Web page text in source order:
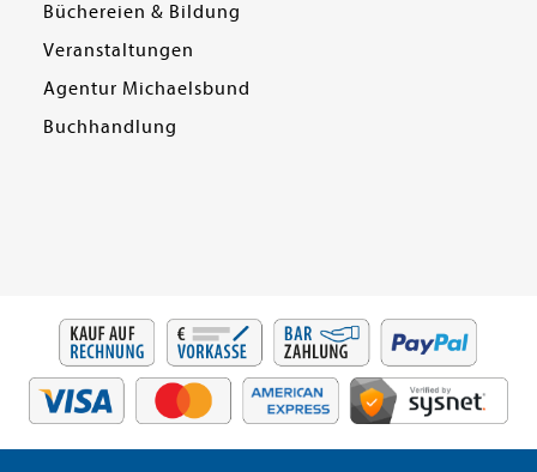
Büchereien & Bildung
Veranstaltungen
Agentur Michaelsbund
Buchhandlung